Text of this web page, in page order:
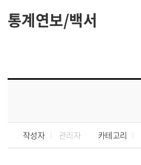
간
행통계연보/백서
작성자 관리자 카테고리